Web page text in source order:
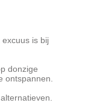
is bij
donzige
ontspannen.